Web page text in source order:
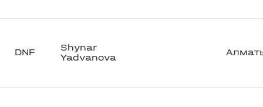
DNF
Shynar
Yadvanova